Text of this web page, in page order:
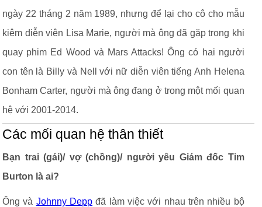
ngày 22 tháng 2 năm 1989, nhưng để lại cho cô cho mẫu
kiêm diễn viên Lisa Marie, người mà ông đã gặp trong khi
quay phim Ed Wood và Mars Attacks! Ông có hai người
con tên là Billy và Nell với nữ diễn viên tiếng Anh Helena
Bonham Carter, người mà ông đang ở trong một mối quan
hệ với 2001-2014.
Các mối quan hệ thân thiết
Bạn trai (gái)/ vợ (chồng)/ người yêu Giám đốc Tim
Burton là ai?
Ông và Johnny Depp đã làm việc với nhau trên nhiều bộ